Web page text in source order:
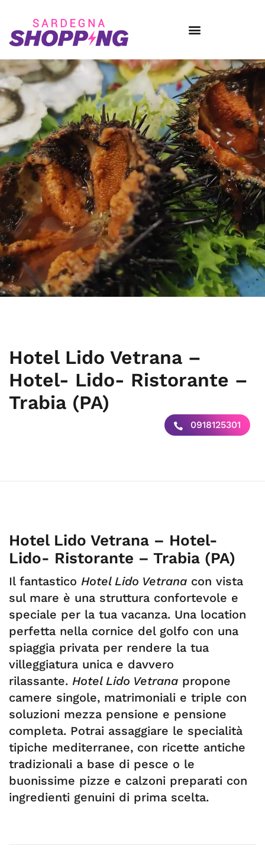
Hotel Lido Vetrana –
Hotel- Lido- Ristorante –
Trabia (PA)
0918125301
Hotel Lido Vetrana – Hotel-
Lido- Ristorante – Trabia (PA)
Il fantastico Hotel Lido Vetrana con vista
sul mare è una struttura confortevole e
speciale per la tua vacanza. Una location
perfetta nella cornice del golfo con una
spiaggia privata per rendere la tua
villeggiatura unica e davvero
rilassante. Hotel Lido Vetrana propone
camere singole, matrimoniali e triple con
soluzioni mezza pensione e pensione
completa. Potrai assaggiare le specialità
tipiche mediterranee, con ricette antiche
tradizionali a base di pesce o le
buonissime pizze e calzoni preparati con
ingredienti genuini di prima scelta.